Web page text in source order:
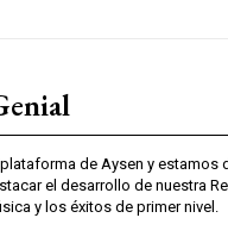
de Aysen y estamos
el desarrollo de nuestra
y los éxitos de primer nivel.